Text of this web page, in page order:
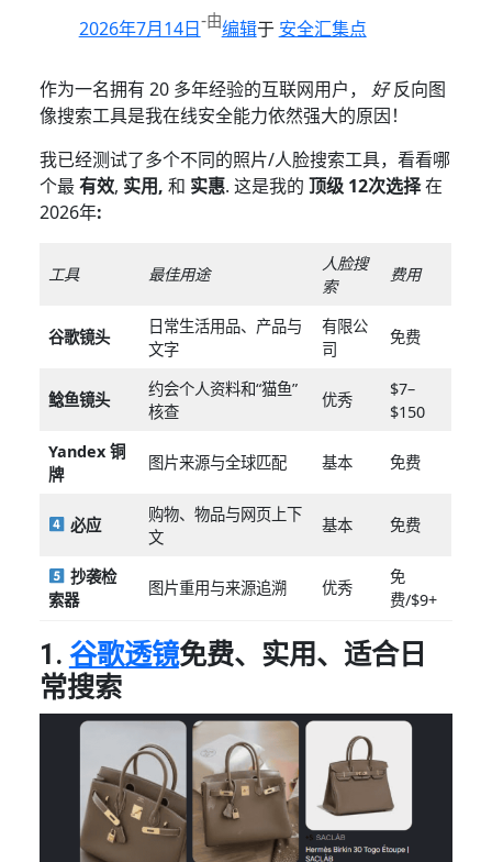
2026年7月14日-由编辑于 安全汇集点
作为一名拥有 20 多年经验的互联网用户， 好反向图
像搜索工具是我在线安全能力依然强大的原因！
我已经测试了多个不同的照片/人脸搜索工具，看看哪
个最有效, 实用, 和 实惠. 这是我的 顶级 12次选择在
2026年:
工具 最佳用途
人脸搜
索
费用
谷歌镜头
日常生活用品、产品与
文字
有限公
司
免费
鲶鱼镜头
约会个人资料和“猫鱼”
核查
优秀
$7–
$150
Yandex 铜
牌
图片来源与全球匹配 基本 免费
必应
购物、物品与网页上下
文
基本 免费
抄袭检
索器
图片重用与来源追溯 优秀
免
费/$9+
1. 谷歌透镜免费、实用、适合日
常搜索